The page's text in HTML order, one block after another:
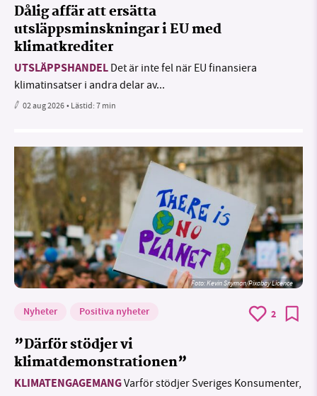
Dålig affär att ersätta
utsläppsminskningar i EU med
klimatkrediter
UTSLÄPPSHANDEL Det är inte fel när EU finansiera
klimatinsatser i andra delar av...
02 aug 2026• Lästid:7 min
Foto:Kevin Snyman/Pixabay Licence
Nyheter Positiva nyheter 2
”Därför stödjer vi
klimatdemonstrationen”
KLIMATENGAGEMANGVarför stödjer Sveriges Konsumenter,